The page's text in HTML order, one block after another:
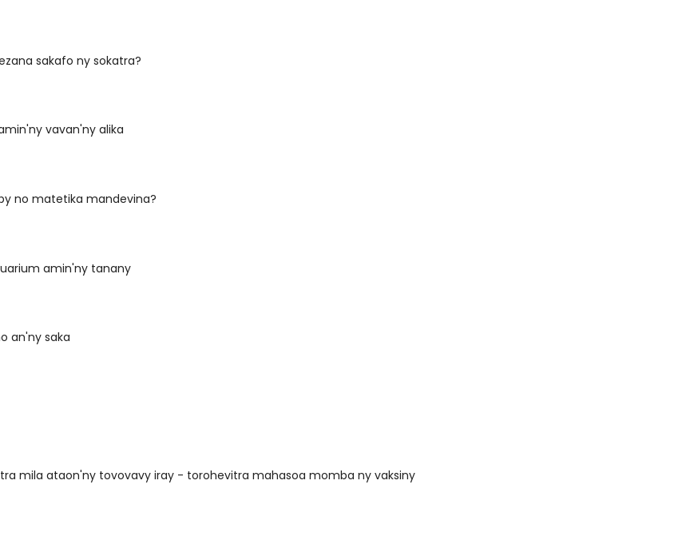
sakafo ny sokatra?
vavan'ny alika
no matetika mandevina?
amin'ny tanany
an'ny saka
mila ataon'ny tovovavy iray - torohevitra mahasoa momba ny vaksiny